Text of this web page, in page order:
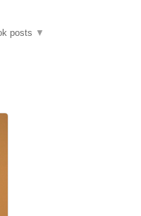
posts ▼